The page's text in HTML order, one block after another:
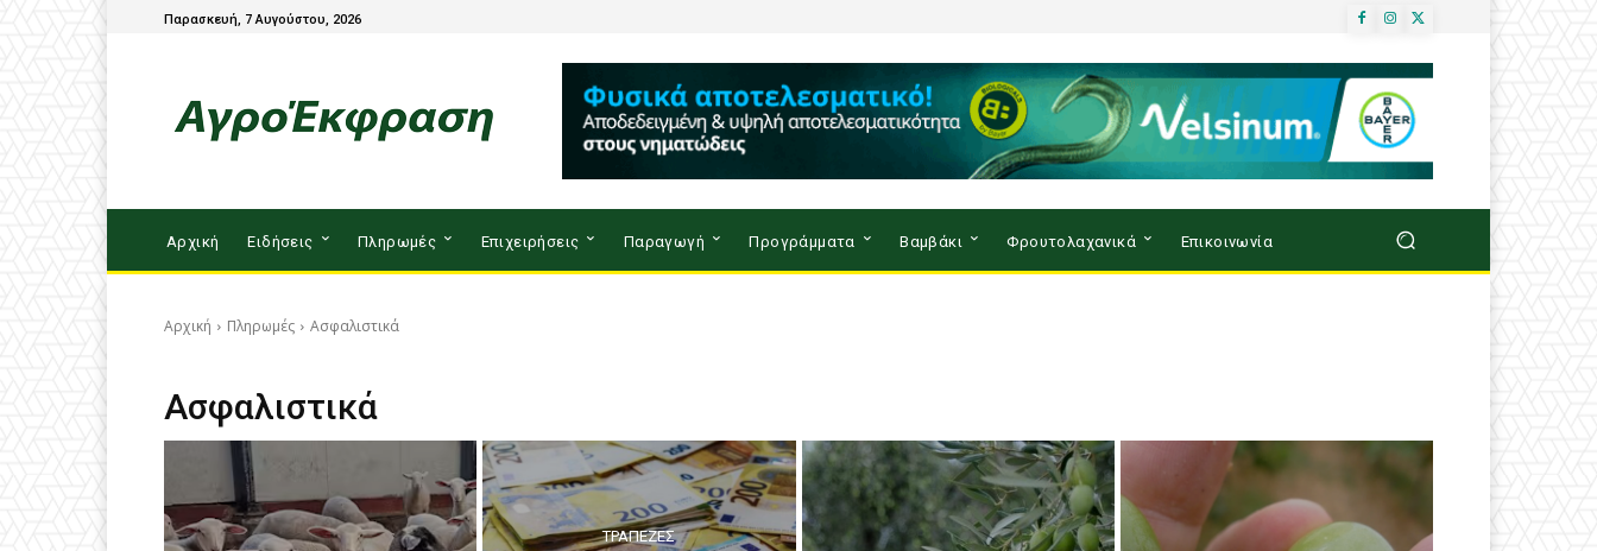
Παρασκευή, 7 Αυγούστου, 2026
Αρχική Ειδήσεις Πληρωμές Επιχειρήσεις Παραγωγή Προγράμματα Βαμβάκι Φρουτολαχανικά Επικοινωνία
Αρχική Πληρωμές Ασφαλιστικά
Ασφαλιστικά
ΤΡΆΠΕΖΕΣ